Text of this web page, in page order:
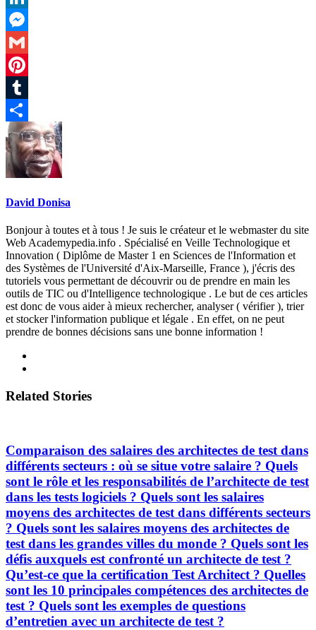
LinkedIn
Messenger
Gmail
Pinterest
Tumblr
Partager
David Donisa
Bonjour à toutes et à tous ! Je suis le créateur et le webmaster du site
Web Academypedia.info . Spécialisé en Veille Technologique et
Innovation ( Diplôme de Master 1 en Sciences de l'Information et
des Systèmes de l'Université d'Aix-Marseille, France ), j'écris des
tutoriels vous permettant de découvrir ou de prendre en main les
outils de TIC ou d'Intelligence technologique . Le but de ces articles
est donc de vous aider à mieux rechercher, analyser ( vérifier ), trier
et stocker l'information publique et légale . En effet, on ne peut
prendre de bonnes décisions sans une bonne information !
Related Stories
Comparaison des salaires des architectes de test dans
différents secteurs : où se situe votre salaire ? Quels
sont le rôle et les responsabilités de l’architecte de test
dans les tests logiciels ? Quels sont les salaires
moyens des architectes de test dans différents secteurs
? Quels sont les salaires moyens des architectes de
test dans les grandes villes du monde ? Quels sont les
défis auxquels est confronté un architecte de test ?
Qu’est-ce que la certification Test Architect ? Quelles
sont les 10 principales compétences des architectes de
test ? Quels sont les exemples de questions
d’entretien avec un architecte de test ?